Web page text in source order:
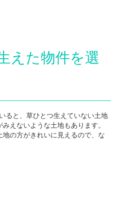
えた物件を選
ると、草ひとつ生えていない土地
えないような土地もあります。
の方がきれいに見えるので、な